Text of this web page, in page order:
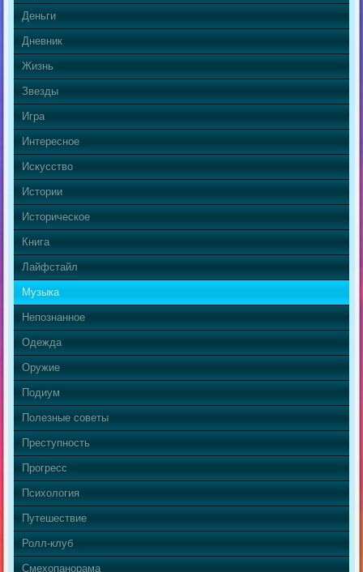
Деньги
Дневник
Жизнь
Звезды
Игра
Интересное
Искусство
Истории
Историческое
Книга
Лайфстайл
Музыка
Непознанное
Одежда
Оружие
Подиум
Полезные советы
Преступность
Прогресс
Психология
Путешествие
Ролл-клуб
Смехопанорама